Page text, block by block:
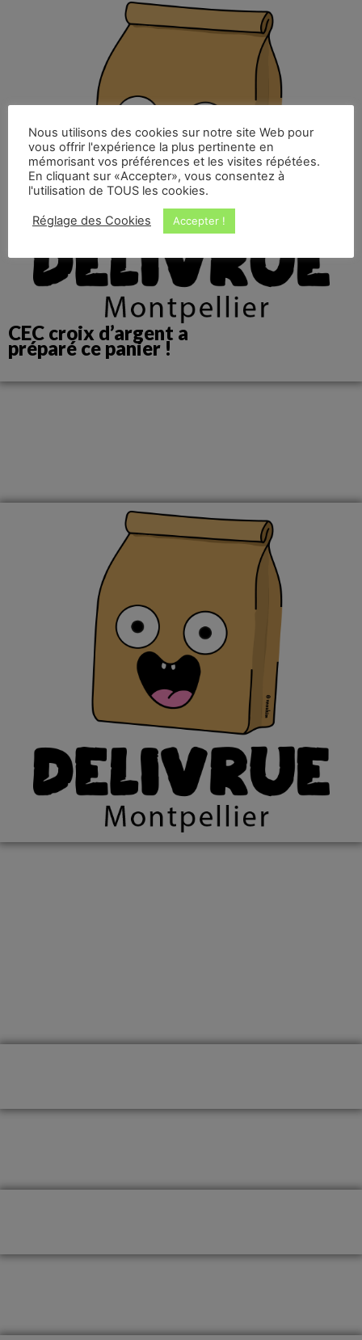
CEC croix d’argent a
préparé ce panier !
Nous utilisons des cookies sur notre site Web pour
vous offrir l'expérience la plus pertinente en
mémorisant vos préférences et les visites répétées.
En cliquant sur «Accepter», vous consentez à
l'utilisation de TOUS les cookies.
Réglage des Cookies Accepter !